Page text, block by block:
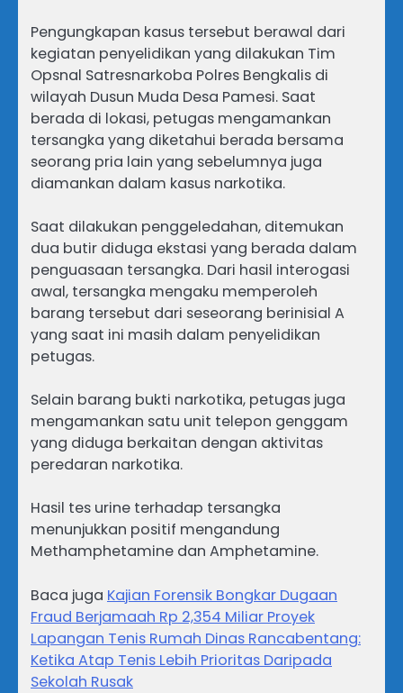
Pengungkapan kasus tersebut berawal dari
kegiatan penyelidikan yang dilakukan Tim
Opsnal Satresnarkoba Polres Bengkalis di
wilayah Dusun Muda Desa Pamesi. Saat
berada di lokasi, petugas mengamankan
tersangka yang diketahui berada bersama
seorang pria lain yang sebelumnya juga
diamankan dalam kasus narkotika.
Saat dilakukan penggeledahan, ditemukan
dua butir diduga ekstasi yang berada dalam
penguasaan tersangka. Dari hasil interogasi
awal, tersangka mengaku memperoleh
barang tersebut dari seseorang berinisial A
yang saat ini masih dalam penyelidikan
petugas.
Selain barang bukti narkotika, petugas juga
mengamankan satu unit telepon genggam
yang diduga berkaitan dengan aktivitas
peredaran narkotika.
Hasil tes urine terhadap tersangka
menunjukkan positif mengandung
Methamphetamine dan Amphetamine.
Baca juga Kajian Forensik Bongkar Dugaan
Fraud Berjamaah Rp 2,354 Miliar Proyek
Lapangan Tenis Rumah Dinas Rancabentang:
Ketika Atap Tenis Lebih Prioritas Daripada
Sekolah Rusak